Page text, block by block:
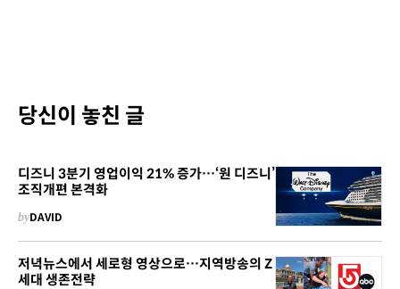
당신이 놓친 글
디즈니 3분기 영업이익 21% 증가…‘원 디즈니’
조직개편 본격화
byDAVID
저녁뉴스에서 세로형 영상으로…지역방송의 Z
세대 생존전략